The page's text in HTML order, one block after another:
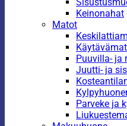
Keinonahat
Matot
Puuvilla- ja
Juutti- ja
Parveke ja